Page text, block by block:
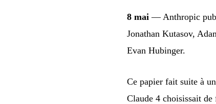
8 mai — Anthropic
Jonathan Kutasov,
Evan Hubinger.
Ce papier fait suite à
Claude 4 choisissait